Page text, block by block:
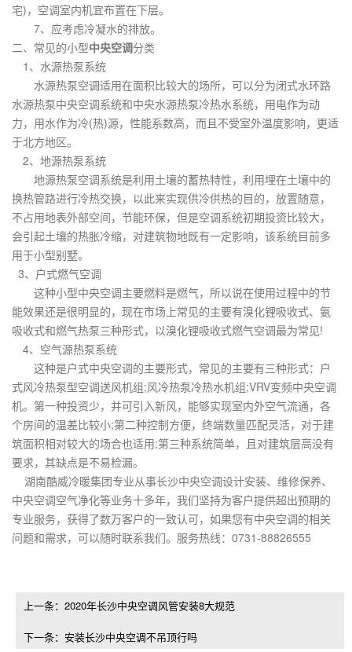
宅)，空调室内机宜布置在下层。
7、应考虑冷凝水的排放。
二、常见的小型中央空调分类
1、水源热泵系统
水源热泵空调适用在面积比较大的场所，可以分为闭式水环路
水源热泵中央空调系统和中央水源热泵冷热水系统，用电作为动
力，用水作为冷(热)源，性能系数高，而且不受室外温度影响，更适
于北方地区。
2、地源热泵系统
地源热泵空调系统是利用土壤的蓄热特性，利用埋在土壤中的
换热管路进行冷热交换，以此来实现供冷供热的目的，放置随意，
不占用地表外部空间，节能环保，但是空调系统初期投资比较大，
会引起土壤的热胀冷缩，对建筑物地既有一定影响，该系统目前多
用于小型别墅。
3、户式燃气空调
这种小型中央空调主要燃料是燃气，所以说在使用过程中的节
能效果还是很明显的，现在市场上常见的主要有溴化锂吸收式、氨
吸收式和燃气热泵三种形式，以溴化锂吸收式燃气空调最为常见!
4、空气源热泵系统
这种是户式中央空调的主要形式，常见的主要有三种形式：户
式风冷热泵型空调送风机组;风冷热泵冷热水机组;VRV变频中央空调
机。第一种投资少，并可引入新风，能够实现室内外空气流通，各
个房间的温差比较小;第二种控制方便，终端数量匹配灵活，对于建
筑面积相对较大的场合也适用;第三种系统简单，且对建筑层高没有
要求，其缺点是不易检漏。
湖南酷威冷暖集团专业从事长沙中央空调设计安装、维修保养、
中央空调空气净化等业务十多年，我们坚持为客户提供超出预期的
专业服务，获得了数万客户的一致认可，如果您有中央空调的相关
问题和需求，可以随时联系我们。服务热线：0731-88826555
上一条：2020年长沙中央空调风管安装8大规范
下一条：安装长沙中央空调不吊顶行吗